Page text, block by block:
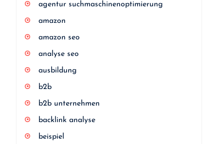
agentur suchmaschinenoptimierung
amazon
amazon seo
analyse seo
ausbildung
b2b
b2b unternehmen
backlink analyse
beispiel